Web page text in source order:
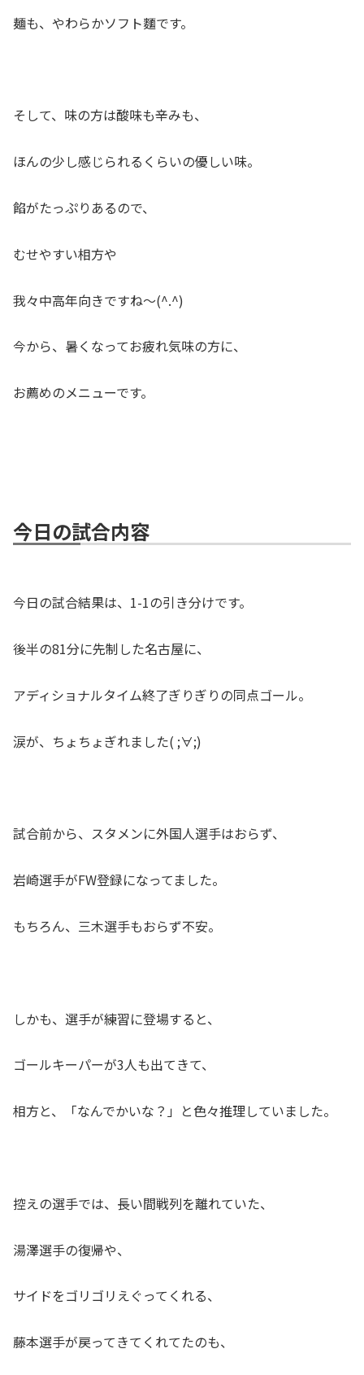
麺も、やわらかソフト麵です。
そして、味の方は酸味も辛みも、
ほんの少し感じられるくらいの優しい味。
餡がたっぷりあるので、
むせやすい相方や
我々中高年向きですね～(^.^)
今から、暑くなってお疲れ気味の方に、
お薦めのメニューです。
今日の試合内容
今日の試合結果は、1-1の引き分けです。
後半の81分に先制した名古屋に、
アディショナルタイム終了ぎりぎりの同点ゴール。
涙が、ちょちょぎれました( ;∀;)
試合前から、スタメンに外国人選手はおらず、
岩崎選手がFW登録になってました。
もちろん、三木選手もおらず不安。
しかも、選手が練習に登場すると、
ゴールキーパーが3人も出てきて、
相方と、「なんでかいな？」と色々推理していました。
控えの選手では、長い間戦列を離れていた、
湯澤選手の復帰や、
サイドをゴリゴリえぐってくれる、
藤本選手が戻ってきてくれてたのも、